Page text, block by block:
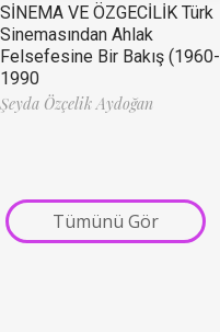
SİNEMA VE ÖZGECİLİK Türk
Sinemasından Ahlak
Felsefesine Bir Bakış (1960-
1990
Şeyda Özçelik Aydoğan
Tümünü Gör